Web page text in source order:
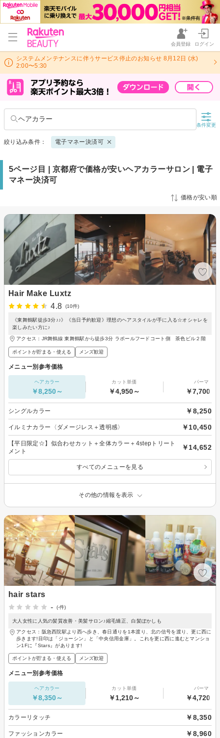
会員登録 ログイン
システムメンテナンスに伴うサービス停止のお知らせ 8月12日 (水)
2:00〜5:30
ヘアカラー
条件変更
絞り込み条件： 電子マネー決済可
5ページ目 | 京都府で価格が安いヘアカラーサロン | 電子
マネー決済可
価格が安い順
Hair Make Luxtz
4.8
(10件)
《東舞鶴駅徒歩3分♪♪》《当日予約歓迎》理想のヘアスタイルが手に入る☆オシャレを
楽しみたい方に♪
アクセス：JR舞鶴線 東舞鶴駅から徒歩3分 ラポールフードコート側 茶色ビル２階
ポイントが貯まる・使える メンズ歓迎
メニュー別参考価格
ヘアカラー
￥8,250～
カット単価
￥4,950～
パーマ
￥7,700～
シングルカラー ￥8,250
イルミナカラー〈ダメージレス＋透明感〉 ￥10,450
【平日限定☆】似合わせカット＋全体カラー＋4stepトリート
メント
￥14,652
すべてのメニューを見る
その他の情報を表示
hair stars
-
(-件)
大人女性に人気の髪質改善・美髪サロン♪縮毛矯正、白髪ぼかしも
アクセス：阪急西院駅より西へ歩き、春日通りを1本渡り、北の信号を渡り、更に西に
歩きます!目印は「ジョーシン」と「中央信用金庫」。これを更に西に進むとマンショ
ン1Fに『Stars』があります!
ポイントが貯まる・使える メンズ歓迎
メニュー別参考価格
ヘアカラー
￥8,350～
カット単価
￥1,210～
パーマ
￥4,720～
カラーリタッチ ￥8,350
ファッションカラー ￥8,960